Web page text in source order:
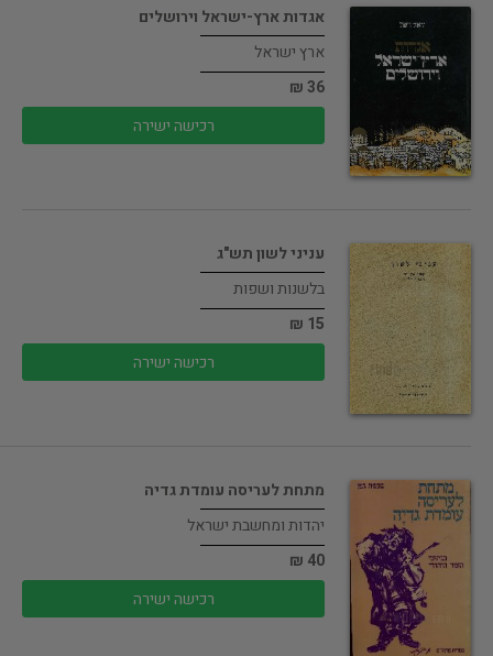
אגדות ארץ-ישראל וירושלים
ארץ ישראל
36 ₪
רכישה ישירה
עניני לשון תש"ג
בלשנות ושפות
15 ₪
רכישה ישירה
מתחת לעריסה עומדת גדיה
יהדות ומחשבת ישראל
40 ₪
רכישה ישירה